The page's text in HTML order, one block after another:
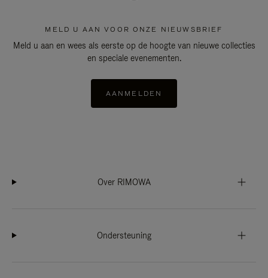
MELD U AAN VOOR ONZE NIEUWSBRIEF
Meld u aan en wees als eerste op de hoogte van nieuwe collecties
en speciale evenementen.
AANMELDEN
Over RIMOWA
Ondersteuning